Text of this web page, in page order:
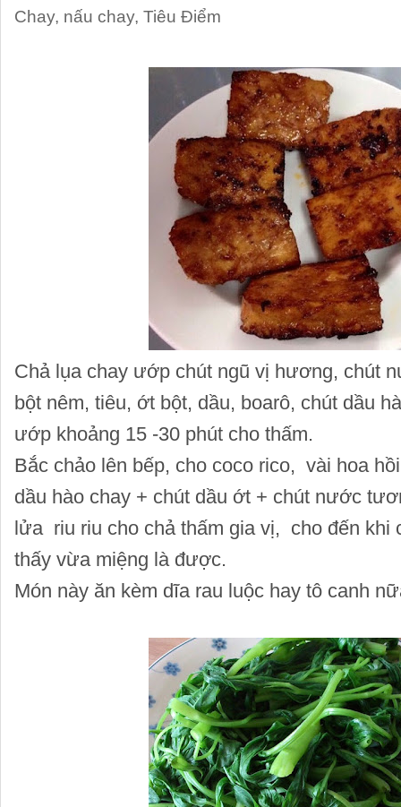
Chay, nấu chay, Tiêu Điểm
Chả lụa chay ướp chút ngũ vị hương, chút
bột nêm, tiêu, ớt bột, dầu, boarô, chút dầu
ướp khoảng 15 -30 phút cho thấm.
Bắc chảo lên bếp, cho coco rico, vài hoa
dầu hào chay + chút dầu ớt + chút nước
lửa riu riu cho chả thấm gia vị, cho đến khi
thấy vừa miệng là được.
Món này ăn kèm dĩa rau luộc hay tô canh